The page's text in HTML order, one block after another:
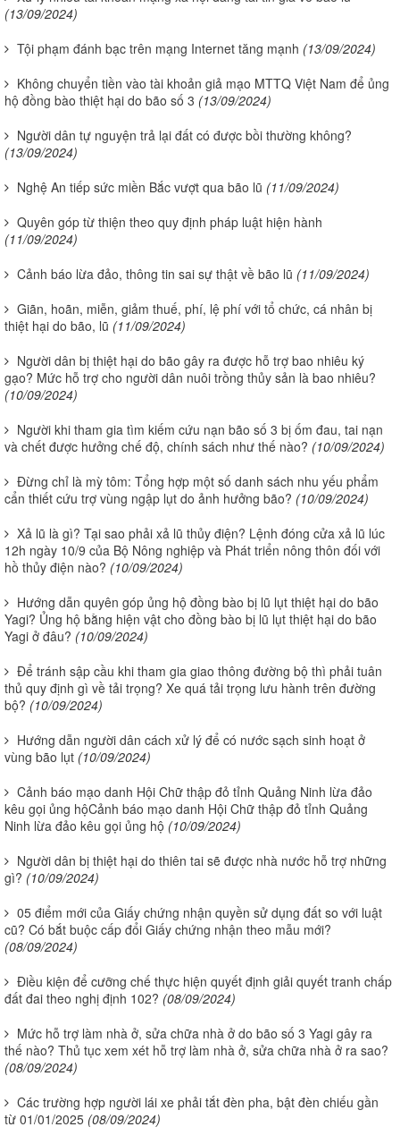
(13/09/2024)
Tội phạm đánh bạc trên mạng Internet tăng mạnh (13/09/2024)
Không chuyển tiền vào tài khoản giả mạo MTTQ Việt Nam để ủng
hộ đồng bào thiệt hại do bão số 3 (13/09/2024)
Người dân tự nguyện trả lại đất có được bồi thường không?
(13/09/2024)
Nghệ An tiếp sức miền Bắc vượt qua bão lũ (11/09/2024)
Quyên góp từ thiện theo quy định pháp luật hiện hành
(11/09/2024)
Cảnh báo lừa đảo, thông tin sai sự thật về bão lũ (11/09/2024)
Giãn, hoãn, miễn, giảm thuế, phí, lệ phí với tổ chức, cá nhân bị
thiệt hại do bão, lũ (11/09/2024)
Người dân bị thiệt hại do bão gây ra được hỗ trợ bao nhiêu ký
gạo? Mức hỗ trợ cho người dân nuôi trồng thủy sản là bao nhiêu?
(10/09/2024)
Người khi tham gia tìm kiếm cứu nạn bão số 3 bị ốm đau, tai nạn
và chết được hưởng chế độ, chính sách như thế nào? (10/09/2024)
Đừng chỉ là mỳ tôm: Tổng hợp một số danh sách nhu yếu phẩm
cẩn thiết cứu trợ vùng ngập lụt do ảnh hưởng bão? (10/09/2024)
Xả lũ là gì? Tại sao phải xả lũ thủy điện? Lệnh đóng cửa xả lũ lúc
12h ngày 10/9 của Bộ Nông nghiệp và Phát triển nông thôn đối với
hồ thủy điện nào? (10/09/2024)
Hướng dẫn quyên góp ủng hộ đồng bào bị lũ lụt thiệt hại do bão
Yagi? Ủng hộ bằng hiện vật cho đồng bào bị lũ lụt thiệt hại do bão
Yagi ở đâu? (10/09/2024)
Để tránh sập cầu khi tham gia giao thông đường bộ thì phải tuân
thủ quy định gì về tải trọng? Xe quá tải trọng lưu hành trên đường
bộ? (10/09/2024)
Hướng dẫn người dân cách xử lý để có nước sạch sinh hoạt ở
vùng bão lụt (10/09/2024)
Cảnh báo mạo danh Hội Chữ thập đỏ tỉnh Quảng Ninh lừa đảo
kêu gọi ủng hộCảnh báo mạo danh Hội Chữ thập đỏ tỉnh Quảng
Ninh lừa đảo kêu gọi ủng hộ (10/09/2024)
Người dân bị thiệt hại do thiên tai sẽ được nhà nước hỗ trợ những
gì? (10/09/2024)
05 điểm mới của Giấy chứng nhận quyền sử dụng đất so với luật
cũ? Có bắt buộc cấp đổi Giấy chứng nhận theo mẫu mới?
(08/09/2024)
Điều kiện để cưỡng chế thực hiện quyết định giải quyết tranh chấp
đất đai theo nghị định 102? (08/09/2024)
Mức hỗ trợ làm nhà ở, sửa chữa nhà ở do bão số 3 Yagi gây ra
thế nào? Thủ tục xem xét hỗ trợ làm nhà ở, sửa chữa nhà ở ra sao?
(08/09/2024)
Các trường hợp người lái xe phải tắt đèn pha, bật đèn chiếu gần
từ 01/01/2025 (08/09/2024)